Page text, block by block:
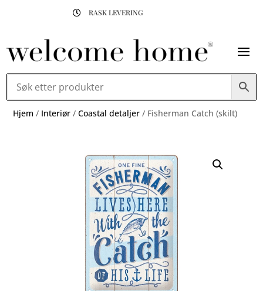
 RASK LEVERING
Hjem / Interiør /Coastal detaljer / Fisherman Catch (skilt)